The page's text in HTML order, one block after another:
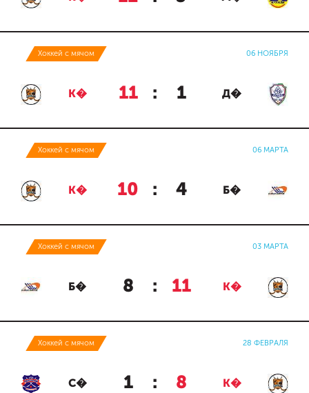
Хоккей с мячом 06 НОЯБРЯ
К� 11 : 1 Д�
Хоккей с мячом 06 МАРТА
К� 10 : 4 Б�
Хоккей с мячом 03 МАРТА
Б� 8 : 11 К�
Хоккей с мячом 28 ФЕВРАЛЯ
С� 1 : 8 К�